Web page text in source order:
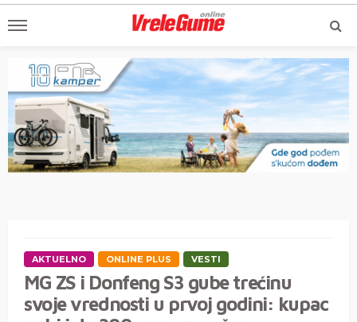
AKTUELNO ONLINE PLUS VESTI
MG ZS i Donfeng S3 gube trećinu
svoje vrednosti u prvoj godini: kupac